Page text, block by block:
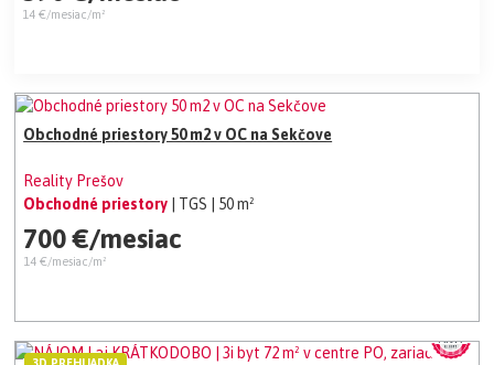
14 €/mesiac/m²
Obchodné priestory 50 m2 v OC na Sekčove
Reality Prešov
Obchodné priestory
| TGS | 50 m²
700 €/mesiac
14 €/mesiac/m²